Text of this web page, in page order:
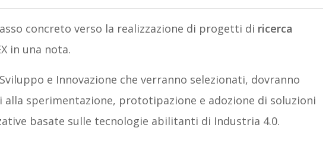
concreto verso la realizzazione di progetti di ricerca
in una nota.
e Innovazione che verranno selezionati, dovranno
sperimentazione, prototipazione e adozione di soluzioni
basate sulle tecnologie abilitanti di Industria 4.0.